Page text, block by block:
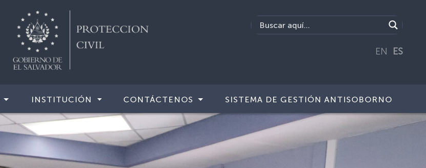
EN ES
INSTITUCIÓN CONTÁCTENOS SISTEMA DE GESTIÓN ANTISOBORNO